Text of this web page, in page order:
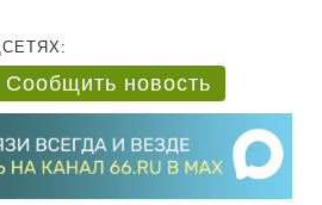
Сообщить новость